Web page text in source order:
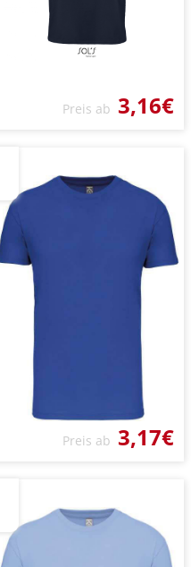
Preis ab 3,16€
Preis ab 3,17€